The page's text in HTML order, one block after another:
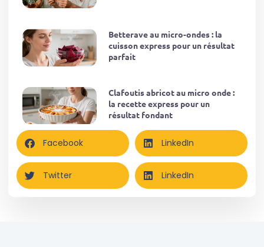
Betterave au micro-ondes : la
cuisson express pour un résultat
parfait
Clafoutis abricot au micro onde :
la recette express pour un
résultat fondant
Facebook LinkedIn
Twitter LinkedIn